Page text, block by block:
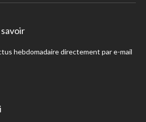
hebdomadaire directement par e-mail